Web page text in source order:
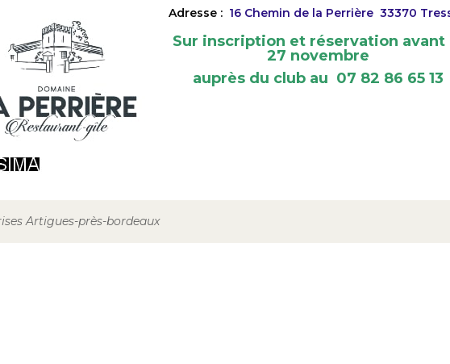
Adresse : 16 Chemin de la Perrière 33370
Sur inscription et réservation avant
27 novembre
auprès du club au 07 82 86 65 13
Artigues-près-bordeaux